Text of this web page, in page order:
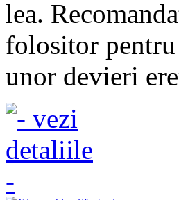
lea.
folositor
unor devieri